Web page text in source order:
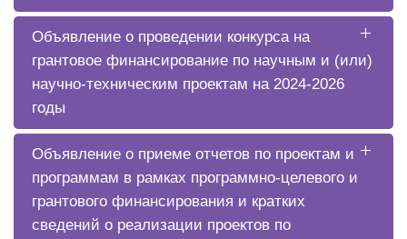
Объявление о проведении конкурса на
грантовое финансирование по научным и (или)
научно-техническим проектам на 2024-2026
годы
Объявление о приеме отчетов по проектам и
программам в рамках программно-целевого и
грантового финансирования и кратких
сведений о реализации проектов по